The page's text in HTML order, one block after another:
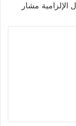
الإلزامية مشار